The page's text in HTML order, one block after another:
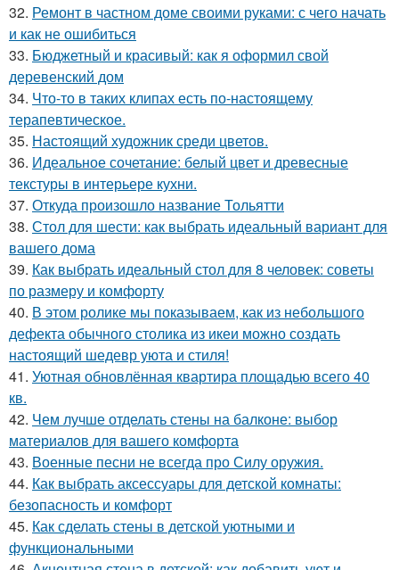
32. Ремонт в частном доме своими руками: с чего начать
и как не ошибиться
33. Бюджетный и красивый: как я оформил свой
деревенский дом
34. Что-то в таких клипах есть по-настоящему
терапевтическое.
35. Настоящий художник среди цветов.
36. Идеальное сочетание: белый цвет и древесные
текстуры в интерьере кухни.
37. Откуда произошло название Тольятти
38. Стол для шести: как выбрать идеальный вариант для
вашего дома
39. Как выбрать идеальный стол для 8 человек: советы
по размеру и комфорту
40. В этом ролике мы показываем, как из небольшого
дефекта обычного столика из икеи можно создать
настоящий шедевр уюта и стиля!
41. Уютная обновлённая квартира площадью всего 40
кв.
42. Чем лучше отделать стены на балконе: выбор
материалов для вашего комфорта
43. Военные песни не всегда про Силу оружия.
44. Как выбрать аксессуары для детской комнаты:
безопасность и комфорт
45. Как сделать стены в детской уютными и
функциональными